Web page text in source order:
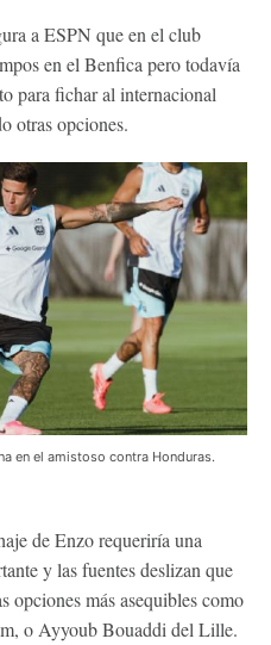
a ESPN que en el club
en el Benfica pero todavía
para fichar al internacional
otras opciones.
en el amistoso contra Honduras.
de Enzo requeriría una
y las fuentes deslizan que
opciones más asequibles como
o Ayyoub Bouaddi del Lille.